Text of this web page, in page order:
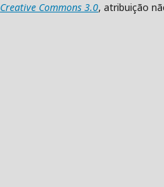
Creative Commons 3.0, atribuição